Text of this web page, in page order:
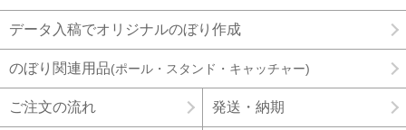
データ入稿でオリジナルのぼり作成
のぼり関連用品(ポール・スタンド・キャッチャー)
ご注文の流れ 発送・納期